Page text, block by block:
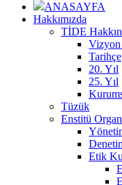
ANASAYFA
Hakkımızda
TİDE
Tarihçe
20. Yıl
25. Yıl
Tüzük
Enstitü
Etik